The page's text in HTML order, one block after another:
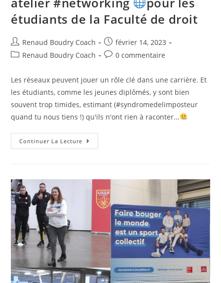
étudiants de la Faculté de droit
Renaud Boudry Coach
février 14, 2023
Renaud Boudry Coach
0 commentaire
Les réseaux peuvent jouer un rôle clé dans une carrière. Et
les étudiants, comme les jeunes diplômés, y sont bien
souvent trop timides, estimant (#syndromedelimposteur
quand tu nous tiens !) qu'ils n'ont rien à raconter...
Continuer La Lecture